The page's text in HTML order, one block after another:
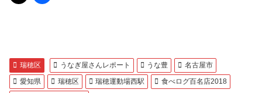
瑞穂区 うなぎ屋さんレポート うな豊
名古屋市
愛知県
瑞穂区 瑞穂運動場西駅
食べログ百名店2018